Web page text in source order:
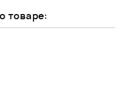
товаре: